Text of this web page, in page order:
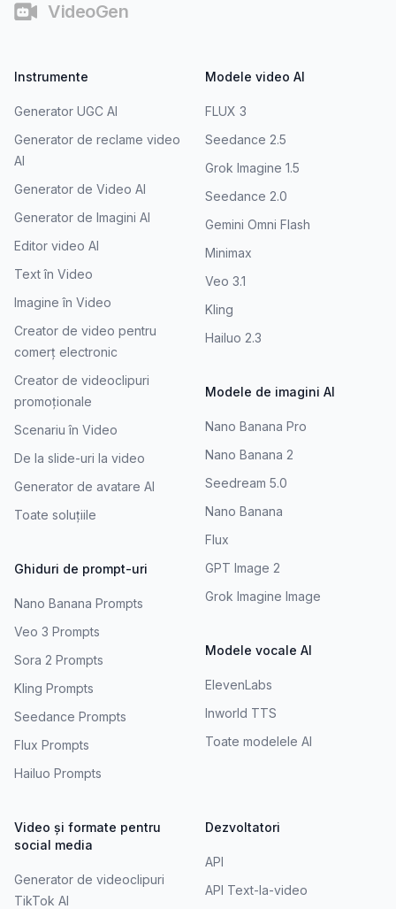
VideoGen
Instrumente
Generator UGC AI
Generator de reclame video
AI
Generator de Video AI
Generator de Imagini AI
Editor video AI
Text în Video
Imagine în Video
Creator de video pentru
comerț electronic
Creator de videoclipuri
promoționale
Scenariu în Video
De la slide-uri la video
Generator de avatare AI
Toate soluțiile
Ghiduri de prompt-uri
Nano Banana Prompts
Veo 3 Prompts
Sora 2 Prompts
Kling Prompts
Seedance Prompts
Flux Prompts
Hailuo Prompts
Modele video AI
FLUX 3
Seedance 2.5
Grok Imagine 1.5
Seedance 2.0
Gemini Omni Flash
Minimax
Veo 3.1
Kling
Hailuo 2.3
Modele de imagini AI
Nano Banana Pro
Nano Banana 2
Seedream 5.0
Nano Banana
Flux
GPT Image 2
Grok Imagine Image
Modele vocale AI
ElevenLabs
Inworld TTS
Toate modelele AI
Video și formate pentru
social media
Generator de videoclipuri
TikTok AI
Dezvoltatori
API
API Text-la-video